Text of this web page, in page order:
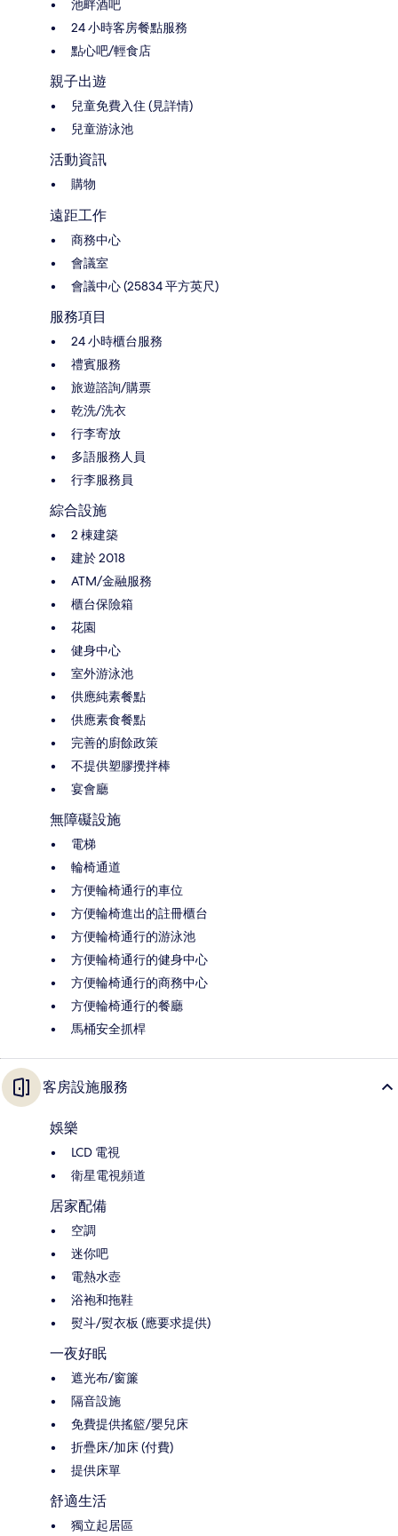
池畔酒吧
24 小時客房餐點服務
點心吧/輕食店
親子出遊
兒童免費入住 (見詳情)
兒童游泳池
活動資訊
購物
遠距工作
商務中心
會議室
會議中心 (25834 平方英尺)
服務項目
24 小時櫃台服務
禮賓服務
旅遊諮詢/購票
乾洗/洗衣
行李寄放
多語服務人員
行李服務員
綜合設施
2 棟建築
建於 2018
ATM/金融服務
櫃台保險箱
花園
健身中心
室外游泳池
供應純素餐點
供應素食餐點
完善的廚餘政策
不提供塑膠攪拌棒
宴會廳
無障礙設施
電梯
輪椅通道
方便輪椅通行的車位
方便輪椅進出的註冊櫃台
方便輪椅通行的游泳池
方便輪椅通行的健身中心
方便輪椅通行的商務中心
方便輪椅通行的餐廳
馬桶安全抓桿
客房設施服務
娛樂
LCD 電視
衛星電視頻道
居家配備
空調
迷你吧
電熱水壺
浴袍和拖鞋
熨斗/熨衣板 (應要求提供)
一夜好眠
遮光布/窗簾
隔音設施
免費提供搖籃/嬰兒床
折疊床/加床 (付費)
提供床單
舒適生活
獨立起居區